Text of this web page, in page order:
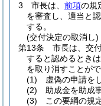
3
市長は、 前項の規
を審査し、適当と
する。
(交付決定の取消し)
第13条
市長は、交
すると認めるとき
を取り消すことがで
(1)
虚偽の申請を
(2)
助成金を助成
(3)
この要綱の規